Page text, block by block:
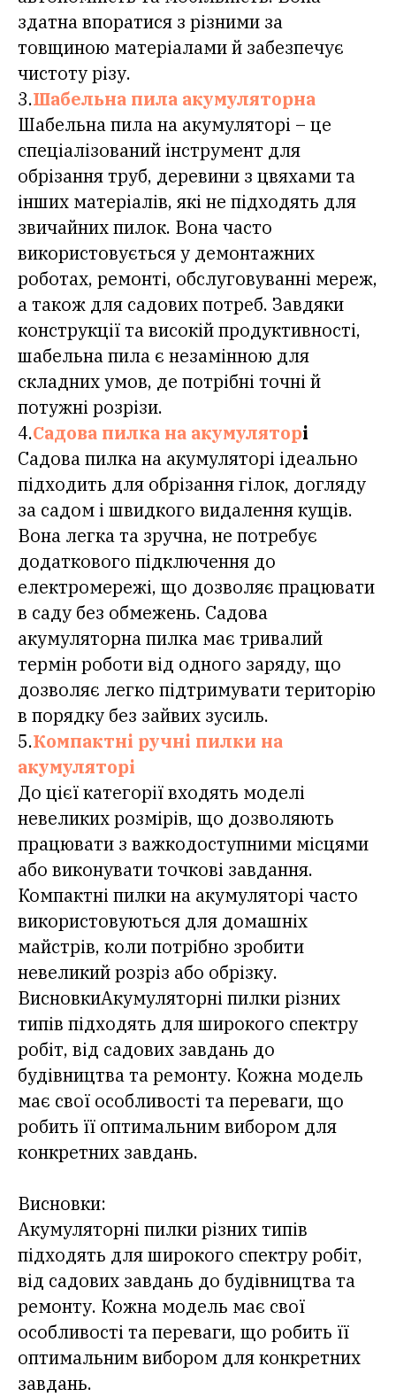
здатна впоратися з різними за
товщиною матеріалами й забезпечує
чистоту різу.
3.Шабельна пила акумуляторна
Шабельна пила на акумуляторі – це
спеціалізований інструмент для
обрізання труб, деревини з цвяхами та
інших матеріалів, які не підходять для
звичайних пилок. Вона часто
використовується у демонтажних
роботах, ремонті, обслуговуванні мереж,
а також для садових потреб. Завдяки
конструкції та високій продуктивності,
шабельна пила є незамінною для
складних умов, де потрібні точні й
потужні розрізи.
4.Садова пилка на акумуляторі
Садова пилка на акумуляторі ідеально
підходить для обрізання гілок, догляду
за садом і швидкого видалення кущів.
Вона легка та зручна, не потребує
додаткового підключення до
електромережі, що дозволяє працювати
в саду без обмежень. Садова
акумуляторна пилка має тривалий
термін роботи від одного заряду, що
дозволяє легко підтримувати територію
в порядку без зайвих зусиль.
5.Компактні ручні пилки на
акумуляторі
До цієї категорії входять моделі
невеликих розмірів, що дозволяють
працювати з важкодоступними місцями
або виконувати точкові завдання.
Компактні пилки на акумуляторі часто
використовуються для домашніх
майстрів, коли потрібно зробити
невеликий розріз або обрізку.
ВисновкиАкумуляторні пилки різних
типів підходять для широкого спектру
робіт, від садових завдань до
будівництва та ремонту. Кожна модель
має свої особливості та переваги, що
робить її оптимальним вибором для
конкретних завдань.
Висновки:
Акумуляторні пилки різних типів
підходять для широкого спектру робіт,
від садових завдань до будівництва та
ремонту. Кожна модель має свої
особливості та переваги, що робить її
оптимальним вибором для конкретних
завдань.